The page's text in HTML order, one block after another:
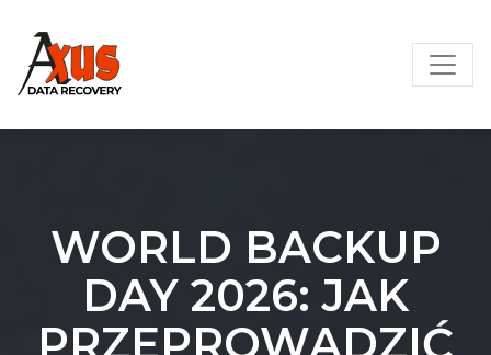
content
WORLD BACKUP
DAY 2026: JAK
PRZEPROWADZIĆ